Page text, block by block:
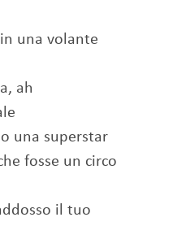
una volante
ah
una superstar
fosse un circo
il tuo